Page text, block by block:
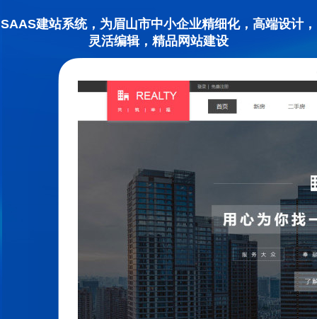
SAAS建站系统，为眉山市中小企业精细化，高端设计，
灵活编辑，精品网站建设